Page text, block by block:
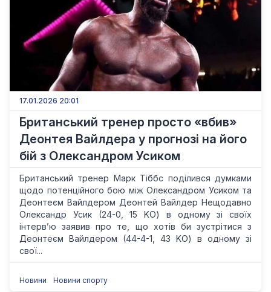
17.01.2026 20:01
Британський тренер просто «вбив»
Деонтея Вайлдера у прогнозі на його
бій з Олександром Усиком
Британський тренер Марк Тіббс поділився думками
щодо потенційного бою між Олександром Усиком та
Деонтеєм Вайлдером Деонтей Вайлдер Нещодавно
Олександр Усик (24-0, 15 KO) в одному зі своїх
інтерв’ю заявив про те, що хотів би зустрітися з
Деонтеєм Вайлдером (44-4-1, 43 KO) в одному зі
свої...
Новини Новини спорту